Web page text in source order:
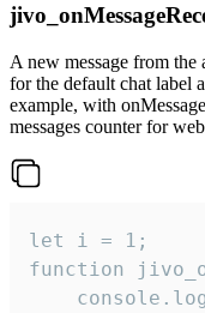
A new message from the
for the default chat label
example, with
messages counter for
let i = 1;
function